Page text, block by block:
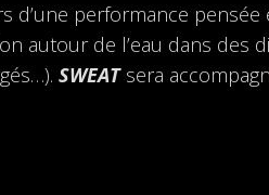
d’une performance
autour de l’eau dans des
SWEATsera